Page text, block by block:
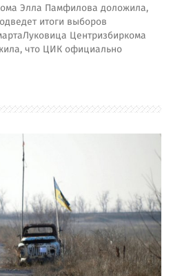
Элла Памфилова доложила,
итоги выборов
Центризбиркома
что ЦИК официально